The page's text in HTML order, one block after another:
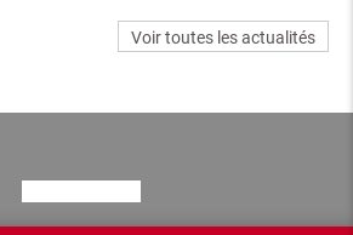
Voir toutes les actualités